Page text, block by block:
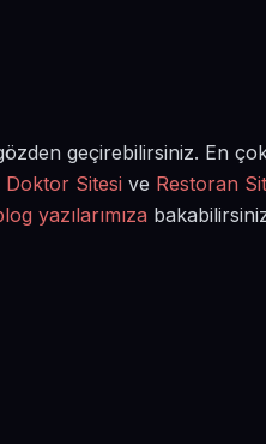
geçirebilirsiniz. En
Doktor Sitesi ve Restoran
yazılarımıza